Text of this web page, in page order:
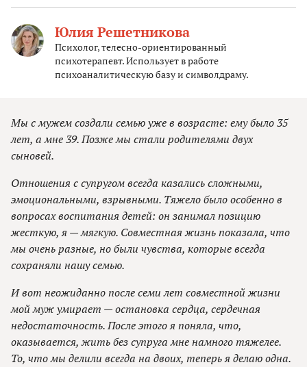
Юлия Решетникова
Психолог, телесно-ориентированный
психотерапевт. Использует в работе
психоаналитическую базу и символдраму.
Мы с мужем создали семью уже в возрасте: ему было 35
лет, а мне 39. Позже мы стали родителями двух
сыновей.
Отношения с супругом всегда казались сложными,
эмоциональными, взрывными. Тяжело было особенно в
вопросах воспитания детей: он занимал позицию
жесткую, я — мягкую. Совместная жизнь показала, что
мы очень разные, но были чувства, которые всегда
сохраняли нашу семью.
И вот неожиданно после семи лет совместной жизни
мой муж умирает — остановка сердца, сердечная
недостаточность. После этого я поняла, что,
оказывается, жить без супруга мне намного тяжелее.
То, что мы делили всегда на двоих, теперь я делаю одна.